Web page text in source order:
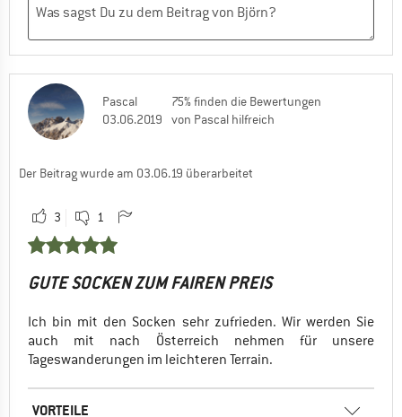
Pascal
03.06.2019
75% finden die Bewertungen
von Pascal hilfreich
Der Beitrag wurde am 03.06.19 überarbeitet
3 1
GUTE SOCKEN ZUM FAIREN PREIS
Ich bin mit den Socken sehr zufrieden. Wir werden Sie
auch mit nach Österreich nehmen für unsere
Tageswanderungen im leichteren Terrain.
VORTEILE